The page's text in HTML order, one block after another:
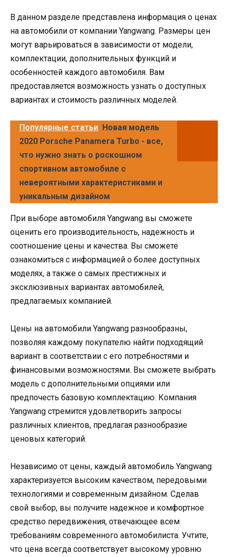
В данном разделе представлена информация о ценах
на автомобили от компании Yangwang. Размеры цен
могут варьироваться в зависимости от модели,
комплектации, дополнительных функций и
особенностей каждого автомобиля. Вам
предоставляется возможность узнать о доступных
вариантах и стоимость различных моделей.
Популярные статьи Новая модель
2020 Porsche Panamera Turbo - все,
что нужно знать о роскошном
спортивном автомобиле с
невероятными характеристиками и
уникальным дизайном
При выборе автомобиля Yangwang вы сможете
оценить его производительность, надежность и
соотношение цены и качества. Вы сможете
ознакомиться с информацией о более доступных
моделях, а также о самых престижных и
эксклюзивных вариантах автомобилей,
предлагаемых компанией.
Цены на автомобили Yangwang разнообразны,
позволяя каждому покупателю найти подходящий
вариант в соответствии с его потребностями и
финансовыми возможностями. Вы сможете выбрать
модель с дополнительными опциями или
предпочесть базовую комплектацию. Компания
Yangwang стремится удовлетворить запросы
различных клиентов, предлагая разнообразие
ценовых категорий.
Независимо от цены, каждый автомобиль Yangwang
характеризуется высоким качеством, передовыми
технологиями и современным дизайном. Сделав
свой выбор, вы получите надежное и комфортное
средство передвижения, отвечающее всем
требованиям современного автомобилиста. Учтите,
что цена всегда соответствует высокому уровню